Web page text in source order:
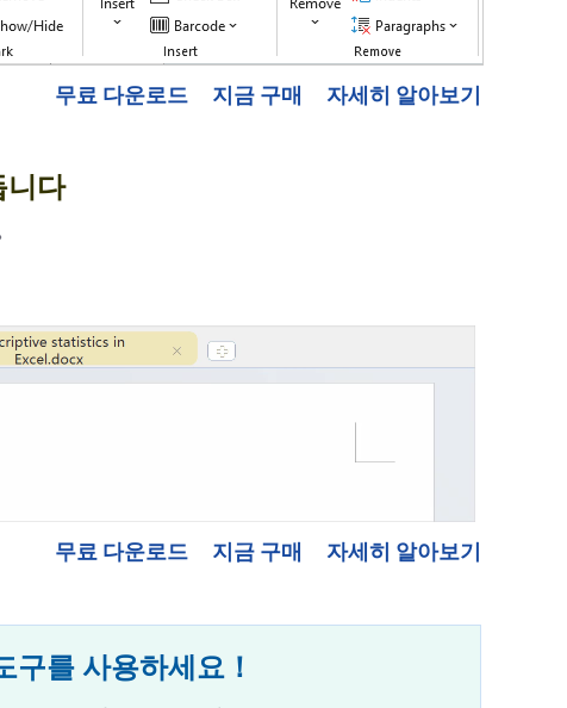
무료 다운로드 지금 구매 자세히 알아보기
니다
무료 다운로드 지금 구매 자세히 알아보기
를 사용하세요！